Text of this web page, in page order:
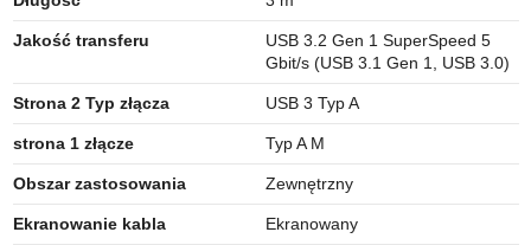
Jakość transferu
USB 3.2 Gen 1 SuperSpeed 5
Gbit/s (USB 3.1 Gen 1, USB 3.0)
Strona 2 Typ złącza USB 3 Typ A
strona 1 złącze Typ A M
Obszar zastosowania Zewnętrzny
Ekranowanie kabla Ekranowany